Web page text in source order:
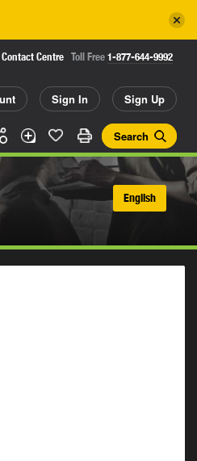
Centre Toll Free 1-877-644-9992
Sign In Sign Up
Search
English